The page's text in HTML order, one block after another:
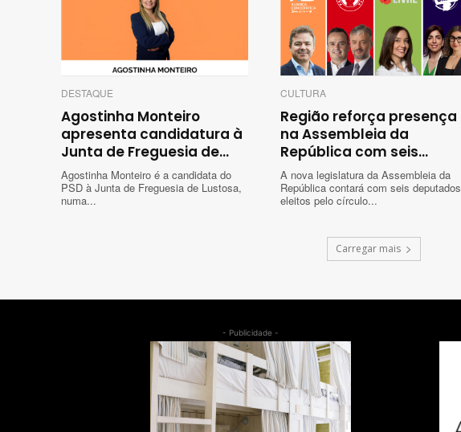
DESTAQUE
Agostinha Monteiro
apresenta candidatura à
Junta de Freguesia de...
Agostinha Monteiro é a candidata do
PSD à Junta de Freguesia de Lustosa,
numa...
CULTURA
Região reforça presença
na Assembleia da
República com seis...
A nova legislatura da Assembleia da
República contará com seis deputados
eleitos pelo círculo...
Carregar mais
- Publicidade -